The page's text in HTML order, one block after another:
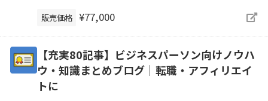
販売価格 ¥77,000
【充実80記事】ビジネスパーソン向けノウハ
ウ・知識まとめブログ｜転職・アフィリエイ
トに